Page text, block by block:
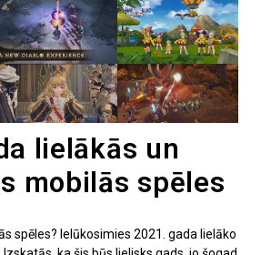
lielākās un
mobilās spēles
spēles? Ielūkosimies 2021. gada lielāko